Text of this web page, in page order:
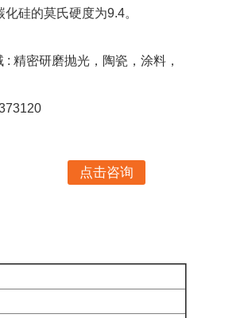
硅的莫氏硬度为9.4。
: 精密研磨抛光，陶瓷，涂料，
点击咨询